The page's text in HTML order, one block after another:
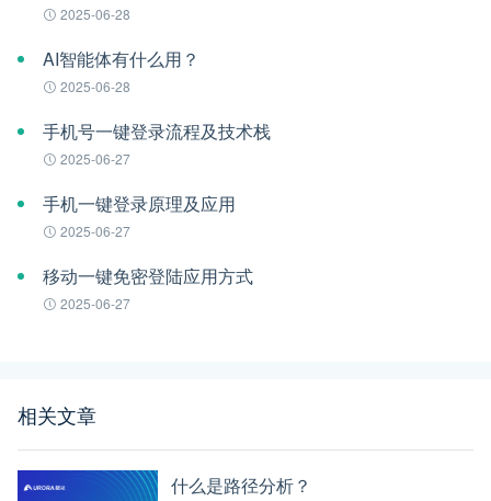
2025-06-28
AI智能体有什么用？
2025-06-28
手机号一键登录流程及技术栈
2025-06-27
手机一键登录原理及应用
2025-06-27
移动一键免密登陆应用方式
2025-06-27
相关文章
什么是路径分析？